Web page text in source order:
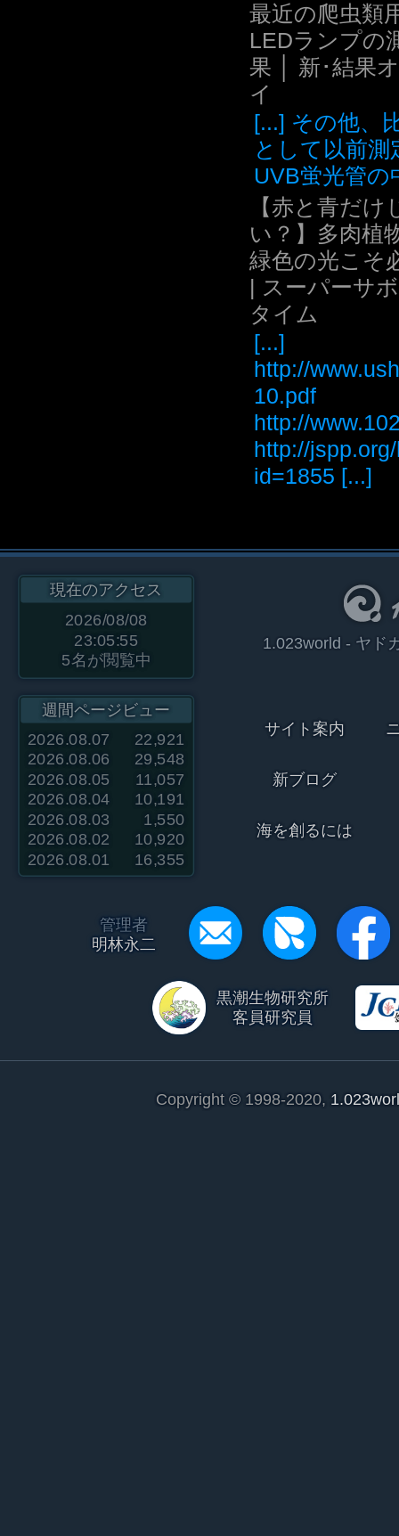
最近の爬虫類
LEDランプの
果 │ 新･結果
イ
[...] その他、
として以前測
UVB蛍光管の
【赤と青だけ
い？】多肉植
緑色の光こそ
| スーパーサ
タイム
[...]
http://
10.pdf
http://
http://
id=1855 [...]
現在のアクセス
2026/08/08
23:05:55
5名が閲覧中
週間ページビュー
2026.08.07
22,921
2026.08.06
29,548
2026.08.05
11,057
2026.08.04
10,191
2026.08.03
1,550
2026.08.02
10,920
2026.08.01
16,355
1.023world - ヤド
サイト案内
新ブログ
海を創るには
管理者
明林永二
黒潮生物研究所
客員研究員
Copyright © 1998-2020,